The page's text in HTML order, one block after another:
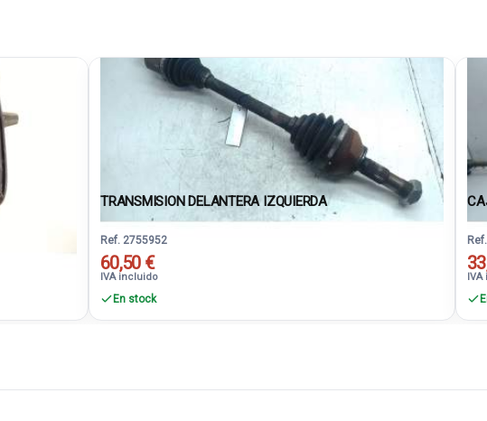
TRANSMISION DELANTERA IZQUIERDA
Ref. 2755952
60,50 €
IVA incluido
En stock